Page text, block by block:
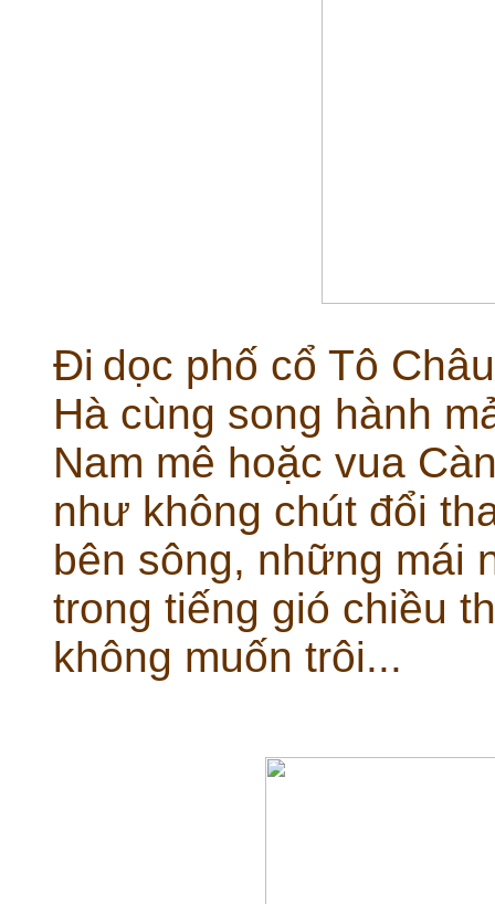
Đi dọc phố cổ Tô
Hà cùng song hành
Nam mê hoặc vua
như không chút đổi
bên sông, những mái
trong tiếng gió chiều
không muốn trôi...